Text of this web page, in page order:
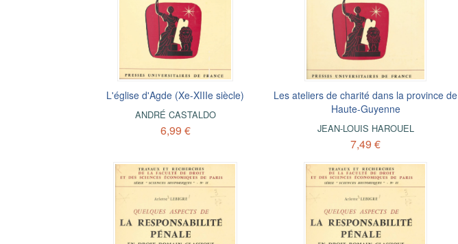
L'église d'Agde (Xe-XIIIe siècle)
ANDRÉ CASTALDO
6,99 €
Les ateliers de charité dans la province de
Haute-Guyenne
JEAN-LOUIS HAROUEL
7,49 €